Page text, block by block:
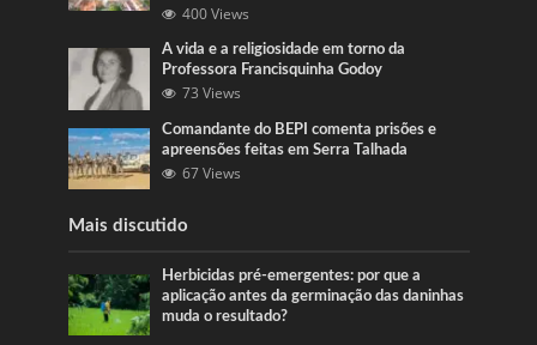
400 Views
A vida e a religiosidade em torno da
Professora Francisquinha Godoy
73 Views
Comandante do BEPI comenta prisões e
apreensões feitas em Serra Talhada
67 Views
Mais discutido
Herbicidas pré-emergentes: por que a
aplicação antes da germinação das daninhas
muda o resultado?